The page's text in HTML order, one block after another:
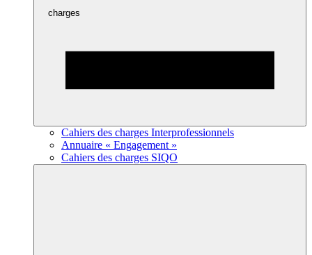
charges
Cahiers des charges Interprofessionnels
Annuaire « Engagement »
Cahiers des charges SIQO